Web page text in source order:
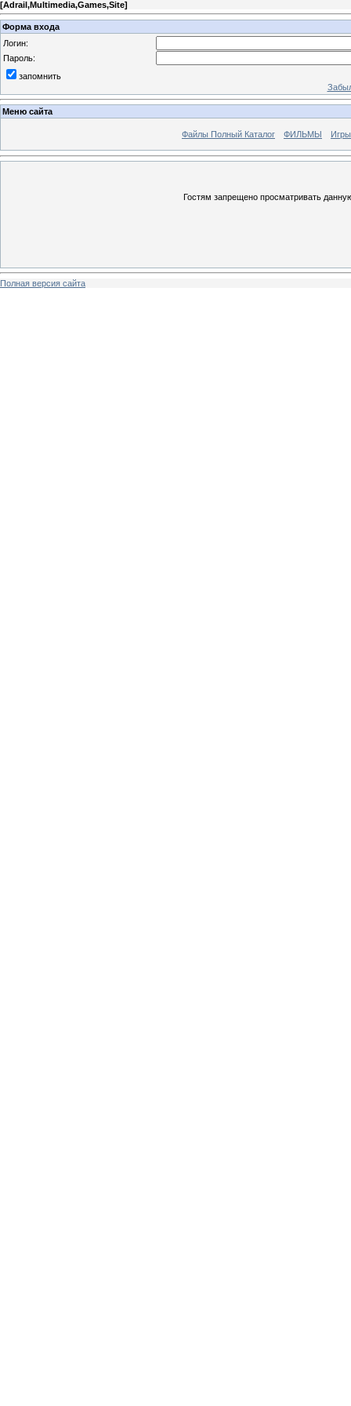
[Adrail,Multimedia,Games,Site]
Форма входа
Логин:
Пароль:
запомнить
Меню сайта
Файлы Полный Каталог ФИЛЬМЫ
Гостям запрещено просматривать
Полная версия сайта